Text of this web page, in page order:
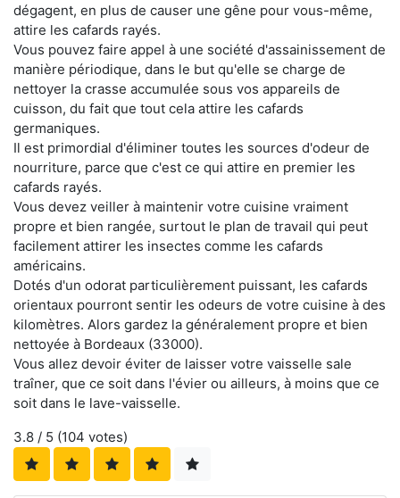
dégagent, en plus de causer une gêne pour vous-même,
attire les cafards rayés.
Vous pouvez faire appel à une société d'assainissement de
manière périodique, dans le but qu'elle se charge de
nettoyer la crasse accumulée sous vos appareils de
cuisson, du fait que tout cela attire les cafards
germaniques.
Il est primordial d'éliminer toutes les sources d'odeur de
nourriture, parce que c'est ce qui attire en premier les
cafards rayés.
Vous devez veiller à maintenir votre cuisine vraiment
propre et bien rangée, surtout le plan de travail qui peut
facilement attirer les insectes comme les cafards
américains.
Dotés d'un odorat particulièrement puissant, les cafards
orientaux pourront sentir les odeurs de votre cuisine à des
kilomètres. Alors gardez la généralement propre et bien
nettoyée à Bordeaux (33000).
Vous allez devoir éviter de laisser votre vaisselle sale
traîner, que ce soit dans l'évier ou ailleurs, à moins que ce
soit dans le lave-vaisselle.
3.8 / 5 (104 votes)